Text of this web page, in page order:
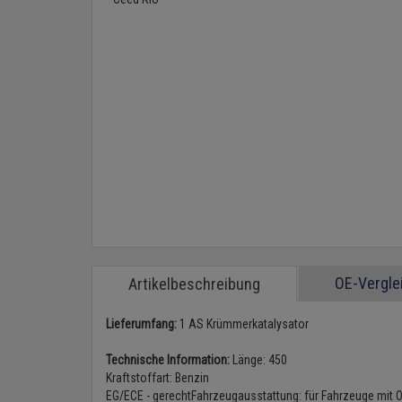
Artikelbeschreibung OE-
Lieferumfang: 1 AS Krümmerkatalysator
Technische Information: Länge: 450
Kraftstoffart: Benzin
EG/ECE - gerechtFahrzeugausstattung: für Fahrzeuge mit